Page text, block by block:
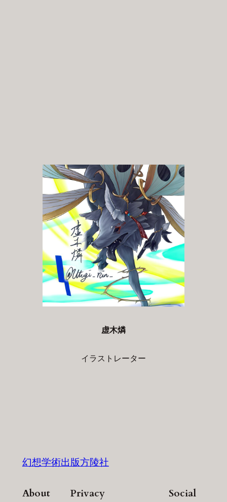
虚木燐
イラストレーター
幻想学術出版方陵社
About Privacy Social